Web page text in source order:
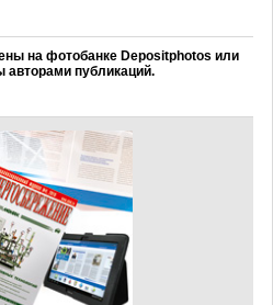
на фотобанке Depositphotos или
авторами публикаций.